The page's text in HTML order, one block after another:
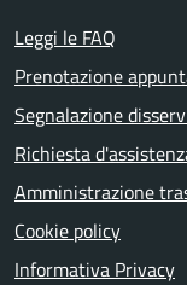
Leggi le FAQ
Prenotazione
Segnalazione
Richiesta
Amministrazione
Cookie policy
Informativa Privacy